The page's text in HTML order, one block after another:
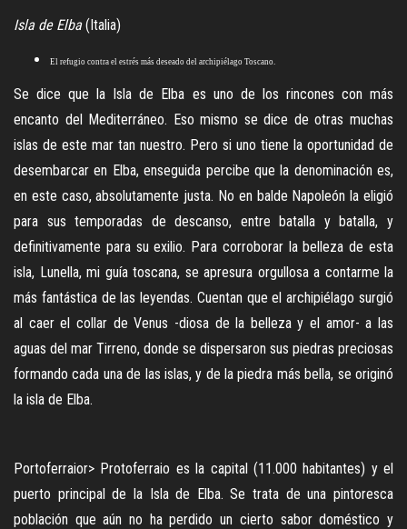
Isla de Elba(Italia)
El refugio contra el estrés más deseado del archipiélago Toscano.
Se dice que la Isla de Elba es uno de los rincones con más
encanto del Mediterráneo. Eso mismo se dice de otras muchas
islas de este mar tan nuestro. Pero si uno tiene la oportunidad de
desembarcar en Elba, enseguida percibe que la denominación es,
en este caso, absolutamente justa. No en balde Napoleón la eligió
para sus temporadas de descanso, entre batalla y batalla, y
definitivamente para su exilio. Para corroborar la belleza de esta
isla, Lunella, mi guía toscana, se apresura orgullosa a contarme la
más fantástica de las leyendas. Cuentan que el archipiélago surgió
al caer el collar de Venus -diosa de la belleza y el amor- a las
aguas del mar Tirreno, donde se dispersaron sus piedras preciosas
formando cada una de las islas, y de la piedra más bella, se originó
la isla de Elba.
Portoferraior> Protoferraio es la capital (11.000 habitantes) y el
puerto principal de la Isla de Elba. Se trata de una pintoresca
población que aún no ha perdido un cierto sabor doméstico y